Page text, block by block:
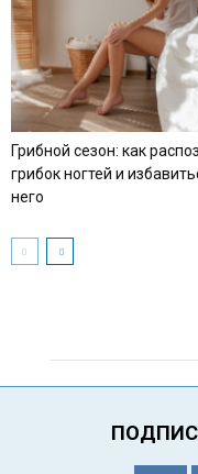
Грибной сезон: как
грибок ногтей и
него